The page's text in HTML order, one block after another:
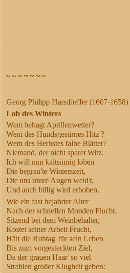
~ ~ ~ ~ ~ ~ ~
Georg Philipp Harsdörffer (1607-1658)
Lob des Winters
Wem behagt Aprillenwetter?
Wem des Hundsgestirnes Hitz'?
Wem des Herbstes falbe Blätter?
Niemand, der nicht sparet Witz.
Ich will nun kaltsinnig loben
Die begrau'te Winterszeit,
Die uns unsre Augen weid't,
Und auch billig wird erhoben.
Wie ein fast bejahrter Alter
Nach der schnellen Monden Flucht,
Sitzend bei dem Weinbehalter,
Kostet seiner Arbeit Frucht,
Hält die Ruhtag' für sein Leben
Bis zum vorgesteckten Ziel,
Da der grauen Haar' so viel
Strahlen großer Klugheit geben: